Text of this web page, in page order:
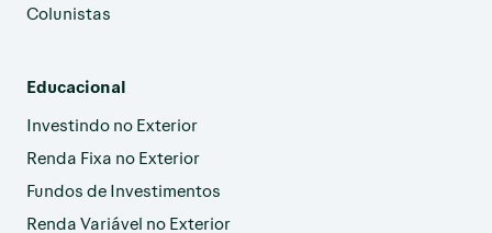
Colunistas
Educacional
Investindo no Exterior
Renda Fixa no Exterior
Fundos de Investimentos
Renda Variável no Exterior